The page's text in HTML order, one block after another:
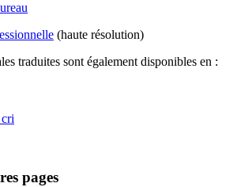
(haute résolution)
traduites sont également disponibles en :
pages